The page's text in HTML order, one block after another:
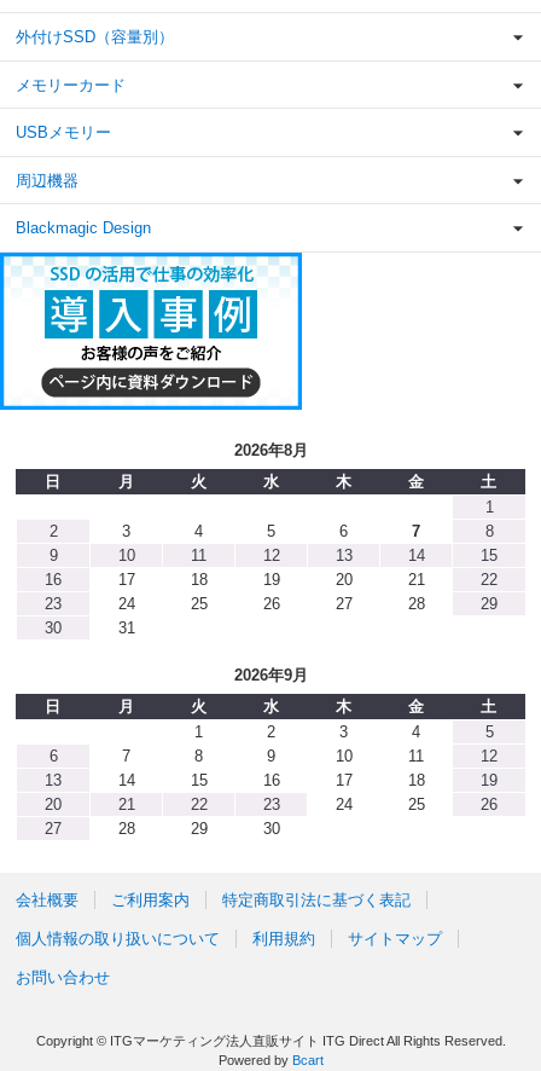
外付けSSD（容量別）
メモリーカード
USBメモリー
周辺機器
Blackmagic Design
2026年8月
日
月 火 水 木 金
土
1
2
3 4 5 6 7
8
9
10 11 12 13 14
15
16
17 18 19 20 21
22
23
24 25 26 27 28
29
30
31
2026年9月
日
月 火 水 木 金
土
1
2 3 4
5
6
7 8 9 10 11
12
13
14 15 16 17 18
19
20
21 22 23 24 25
26
27
28 29 30
会社概要 ご利用案内 特定商取引法に基づく表記
個人情報の取り扱いについて 利用規約 サイトマップ
お問い合わせ
Copyright © ITGマーケティング法人直販サイト ITG Direct All Rights Reserved.
Powered by Bcart